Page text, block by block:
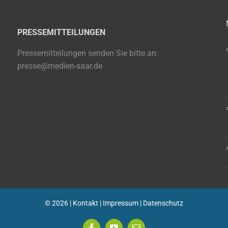
PRESSEMITTEILUNGEN
Pressemitteilungen senden Sie bitte an:
presse@medien-saar.de
©2026 | Kontakt | Impressum | Datenschutz